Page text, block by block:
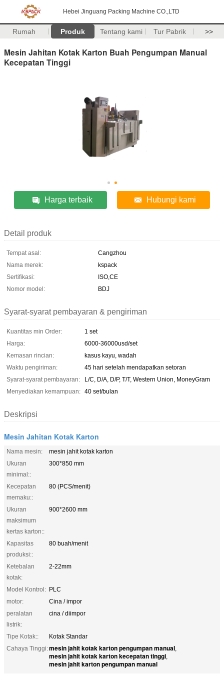
Hebei Jinguang Packing Machine CO.,LTD
Rumah Produk Tentang kami Tur Pabrik >>
Mesin Jahitan Kotak Karton Buah Pengumpan Manual
Kecepatan Tinggi
Harga terbaik Hubungi kami
Detail produk
Tempat asal:
Cangzhou
Nama merek:
kspack
Sertifikasi:
ISO,CE
Nomor model:
BDJ
Syarat-syarat pembayaran & pengiriman
Kuantitas min Order:
1 set
Harga:
6000-36000usd/set
Kemasan rincian:
kasus kayu, wadah
Waktu pengiriman:
45 hari setelah mendapatkan setoran
Syarat-syarat pembayaran:
L/C, D/A, D/P, T/T, Western Union, MoneyGram
Menyediakan kemampuan: 40 set/bulan
Deskripsi
Mesin Jahitan Kotak Karton
Nama mesin:
mesin jahit kotak karton
Ukuran
minimal::
300*850 mm
Kecepatan
memaku::
80 (PCS/menit)
Ukuran
maksimum
kertas karton::
900*2600 mm
Kapasitas
produksi::
80 buah/menit
Ketebalan
kotak:
2-22mm
Model Kontrol: PLC
motor:
Cina / impor
peralatan
listrik:
cina / diimpor
Tipe Kotak::
Kotak Standar
Cahaya Tinggi:mesin jahit kotak karton pengumpan manual,
mesin jahit kotak karton kecepatan tinggi,
mesin jahit karton pengumpan manual